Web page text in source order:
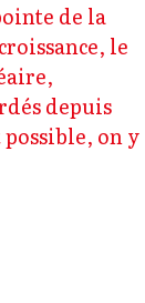
de la
le
depuis
on y